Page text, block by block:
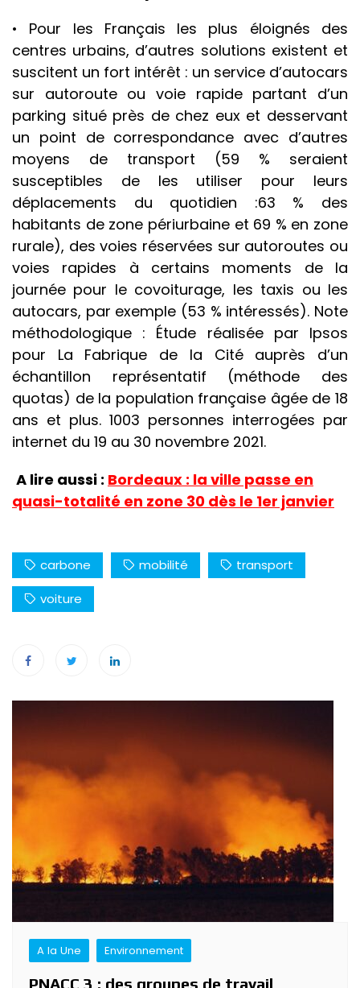
• Pour les Français les plus éloignés des
centres urbains, d’autres solutions existent et
suscitent un fort intérêt : un service d’autocars
sur autoroute ou voie rapide partant d’un
parking situé près de chez eux et desservant
un point de correspondance avec d’autres
moyens de transport (59 % seraient
susceptibles de les utiliser pour leurs
déplacements du quotidien :63 % des
habitants de zone périurbaine et 69 % en zone
rurale), des voies réservées sur autoroutes ou
voies rapides à certains moments de la
journée pour le covoiturage, les taxis ou les
autocars, par exemple (53 % intéressés). Note
méthodologique : Étude réalisée par Ipsos
pour La Fabrique de la Cité auprès d’un
échantillon représentatif (méthode des
quotas) de la population française âgée de 18
ans et plus. 1003 personnes interrogées par
internet du 19 au 30 novembre 2021.
A lire aussi : Bordeaux : la ville passe en
quasi-totalité en zone 30 dès le 1er janvier
carbone mobilité
transport
voiture
Navigation
de
l’article
A la Une Environnement
PNACC 3 : des groupes de travail